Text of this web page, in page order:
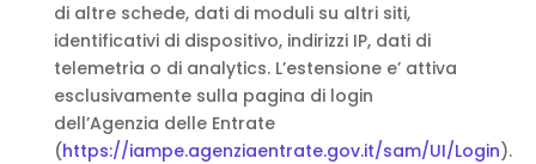
di altre schede, dati di moduli su altri siti,
identificativi di dispositivo, indirizzi IP, dati di
telemetria o di analytics. L’estensione e’ attiva
esclusivamente sulla pagina di login
dell’Agenzia delle Entrate
(https://iampe.agenziaentrate.gov.it/sam/UI/Login).